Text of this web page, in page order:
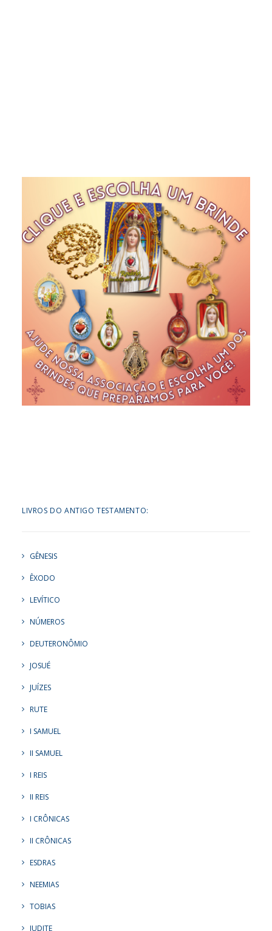
LIVROS DO ANTIGO TESTAMENTO:
GÊNESIS
ÊXODO
LEVÍTICO
NÚMEROS
DEUTERONÔMIO
JOSUÉ
JUÍZES
RUTE
I SAMUEL
II SAMUEL
I REIS
II REIS
I CRÔNICAS
II CRÔNICAS
ESDRAS
NEEMIAS
TOBIAS
JUDITE